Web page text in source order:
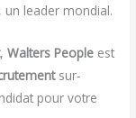
un leader mondial.
,Walters People est
sur-
pour votre